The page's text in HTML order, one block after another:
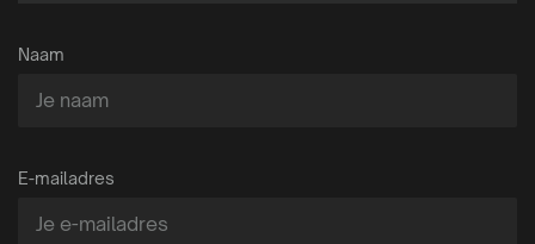
Naam
E-mailadres